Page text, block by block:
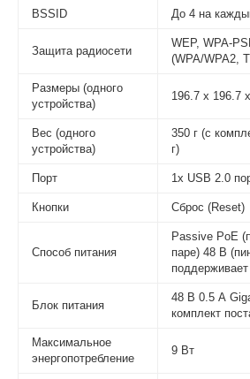
BSSID До 4 на
Защита радиосети
WEP, WPA-
(WPA/WPA2,
Размеры (одного
устройства)
196.7 x 196.7
Вес (одного
устройства)
350 г (с
г)
Порт 1х USB 2.0
Кнопки Сброс (Reset)
Способ питания
Passive PoE
паре) 48 В
Блок питания
48 В 0.5 А
комплект
Максимальное
энергопотребление
9 Вт